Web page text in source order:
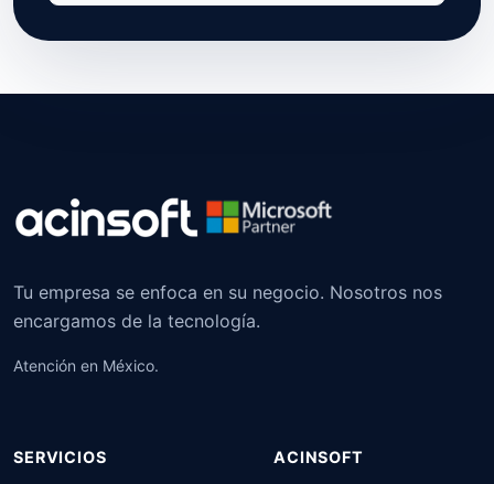
Tu empresa se enfoca en su negocio. Nosotros nos
encargamos de la tecnología.
Atención en México.
SERVICIOS ACINSOFT